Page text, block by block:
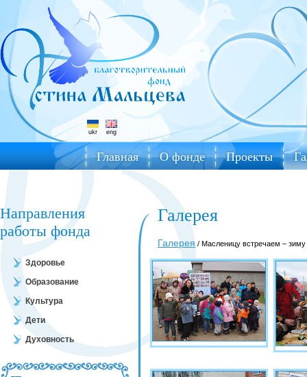
ukr eng
Главная О фонде Проекты
Направления
работы фонда
Здоровье
Образование
Культура
Дети
Духовность
Галерея
Галерея / Масленицу встречаем –